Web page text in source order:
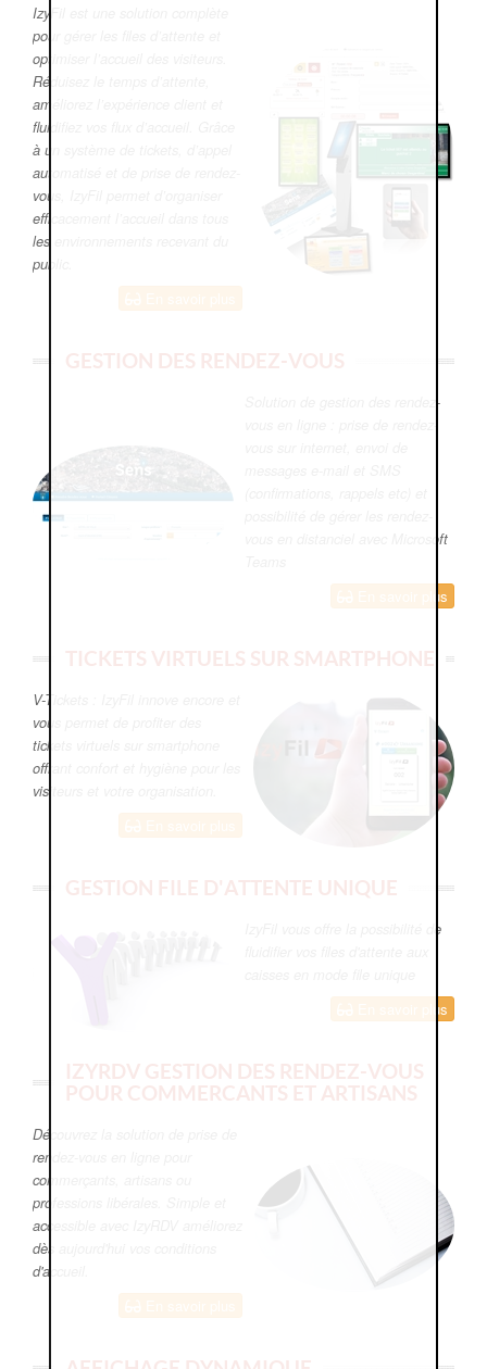
IzyFil est une solution complète
pour gérer les files d’attente et
optimiser l’accueil des visiteurs.
Réduisez le temps d’attente,
améliorez l’expérience client et
fluidifiez vos flux d’accueil. Grâce
à un système de tickets, d’appel
automatisé et de prise de rendez-
vous, IzyFil permet d’organiser
efficacement l’accueil dans tous
les environnements recevant du
public.
GESTION DES RENDEZ-VOUS
Solution de gestion des rendez-
vous en distanciel avec Microsoft
En savoir plus
TICKETS VIRTUELS SUR SMARTPHONE
V-Tickets : IzyFil innove encore et
vous permet de profiter des
tickets virtuels sur smartphone
offrant confort et hygiène pour les
visiteurs et votre organisation.
GESTION FILE D'ATTENTE UNIQUE
IzyFil vous offre la possibilité de
En savoir plus
IZYRDV GESTION DES RENDEZ-VOUS
POUR COMMERCANTS ET ARTISANS
Découvrez la solution de prise de
rendez-vous en ligne pour
commerçants, artisans ou
professions libérales. Simple et
accessible avec IzyRDV améliorez
dès aujourd'hui vos conditions
d'accueil.